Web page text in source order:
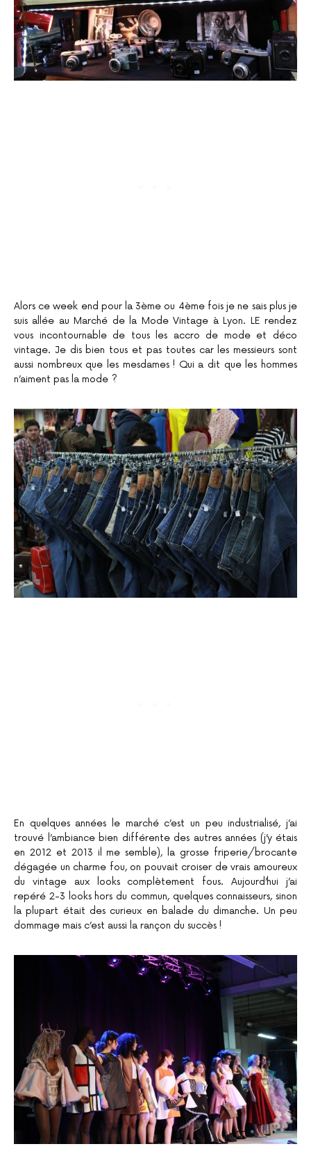
Alors ce week end pour la 3ème ou 4ème fois je ne sais plus je
suis allée au Marché de la Mode Vintage à Lyon. LE rendez
vous incontournable de tous les accro de mode et déco
vintage. Je dis bien tous et pas toutes car les messieurs sont
aussi nombreux que les mesdames ! Qui a dit que les hommes
n’aiment pas la mode ?
En quelques années le marché c’est un peu industrialisé, j’ai
trouvé l’ambiance bien différente des autres années (j’y étais
en 2012 et 2013 il me semble), la grosse friperie/brocante
dégagée un charme fou, on pouvait croiser de vrais amoureux
du vintage aux looks complètement fous. Aujourd’hui j’ai
repéré 2-3 looks hors du commun, quelques connaisseurs, sinon
la plupart était des curieux en balade du dimanche. Un peu
dommage mais c’est aussi la rançon du succès !